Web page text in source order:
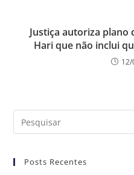
Justiça autoriza plano
Hari que não inclui
Posts Recentes